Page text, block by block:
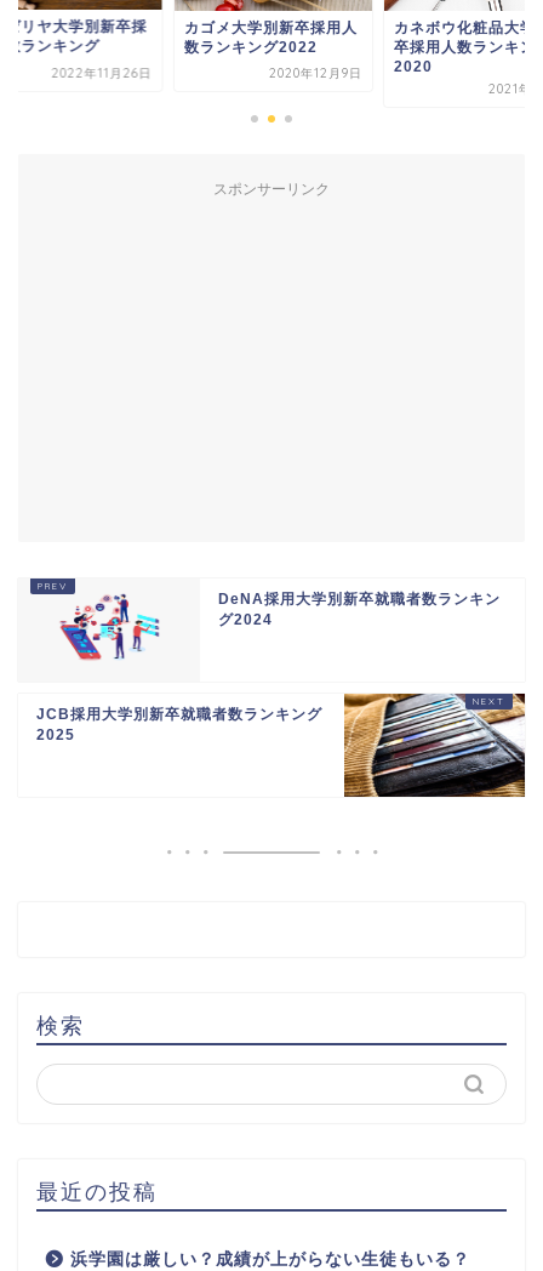
ゼリヤ大学別新卒採
数ランキング
2022年11月26日
カゴメ大学別新卒採用人
数ランキング2022
2020年12月9日
カネボウ化粧品大学
卒採用人数ランキン
2020
2021年1
スポンサーリンク
DeNA採用大学別新卒就職者数ランキン
グ2024
JCB採用大学別新卒就職者数ランキング
2025
検索
最近の投稿
浜学園は厳しい？成績が上がらない生徒もいる？